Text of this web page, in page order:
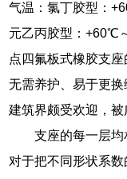
气温：氯丁胶型：
元乙丙胶型：+60℃
点四氟板式橡胶支
无需养护、易于更
建筑界颇受欢迎，被
支座的每一层
对于把不同形状系